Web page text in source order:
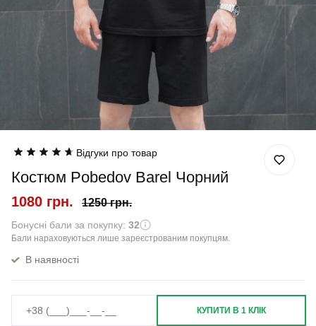
Відгуки про товар
Костюм Pobedov Barel Чорний
1080 грн. 1250 грн.
Бонусні бали за покупку: 32
Бали нараховуються лише зареєстрованим покупцям.
В наявності
КУПИТИ В 1 КЛІК